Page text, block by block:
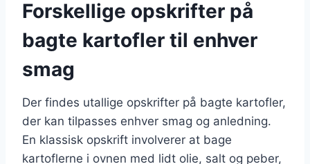
Forskellige opskrifter på
bagte kartofler til enhver
smag
Der findes utallige opskrifter på bagte kartofler,
der kan tilpasses enhver smag og anledning.
En klassisk opskrift involverer at bage
kartoflerne i ovnen med lidt olie, salt og peber,